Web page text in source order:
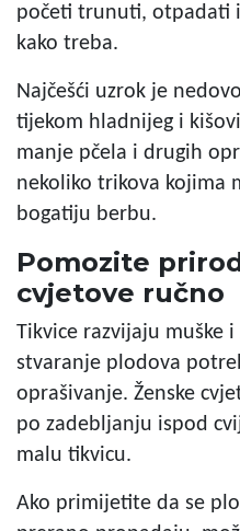
početi trunuti, otpadati
kako treba.
Najčešći uzrok je
tijekom hladnijeg i
manje pčela i drugih
nekoliko trikova kojima
bogatiju berbu.
Pomozite
cvjetove ručno
Tikvice razvijaju muške i
stvaranje plodova
oprašivanje. Ženske
po zadebljanju ispod
malu tikvicu.
Ako primijetite da se